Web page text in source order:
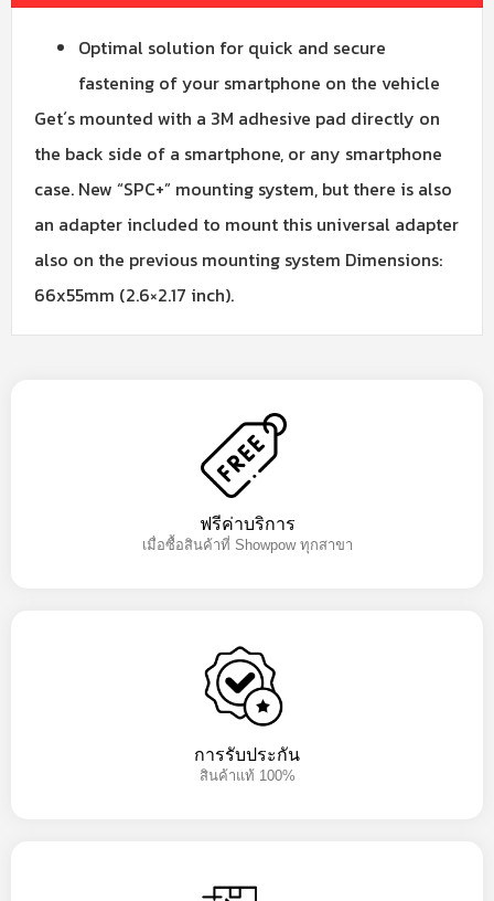
Optimal solution for quick and secure
fastening of your smartphone on the vehicle
Get´s mounted with a 3M adhesive pad directly on
the back side of a smartphone, or any smartphone
case. New “SPC+” mounting system, but there is also
an adapter included to mount this universal adapter
also on the previous mounting system Dimensions:
66x55mm (2.6×2.17 inch).
ฟรีค่าบริการ
เมื่อซื้อสินค้าที่ Showpow ทุกสาขา
การรับประกัน
สินค้าแท้ 100%